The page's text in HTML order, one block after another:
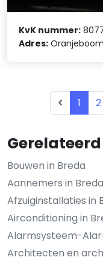
Gerelateerd
Bouwen in Breda
Aannemers in Breda
Afzuiginstallaties in
Airconditioning in
Alarmsysteem-
Architecten en
KvK nummer:
Adres:
1 2